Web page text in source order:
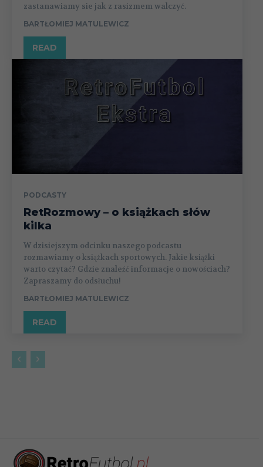
zastanawiamy sie jak z rasizmem walczyć.
BARTŁOMIEJ MATULEWICZ
READ
PODCASTY
RetRozmowy – o książkach słów
kilka
W dzisiejszym odcinku naszego podcastu
rozmawiamy o książkach sportowych. Jakie książki
warto czytać? Gdzie znaleźć informacje o nowościach?
Zapraszamy do odsłuchu!
BARTŁOMIEJ MATULEWICZ
READ